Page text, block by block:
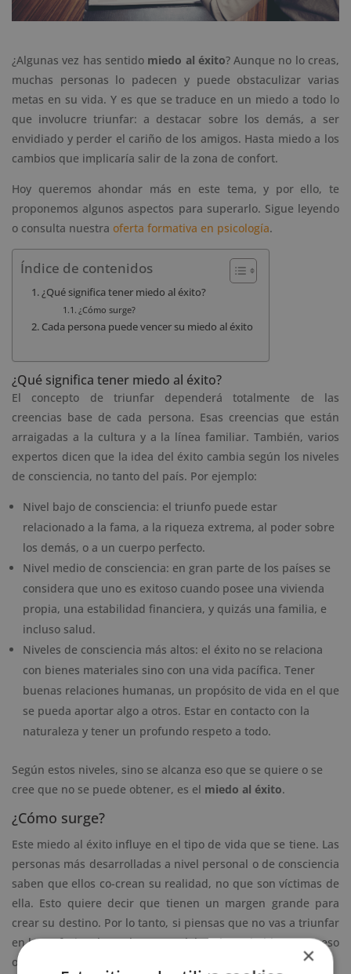
¿Algunas vez has sentido miedo al éxito? Aunque no lo creas,
muchas personas lo padecen y puede obstaculizar varias
metas en su vida. Y es que se traduce en un miedo a todo lo
que involucre triunfar: a destacar sobre los demás, a ser
envidiado y perder el cariño de los amigos. Hasta miedo a los
cambios que implicaría salir de la zona de confort.
Hoy queremos ahondar más en este tema, y por ello, te
proponemos algunos aspectos para superarlo. Sigue leyendo
o consulta nuestra oferta formativa en psicología.
Índice de contenidos
¿Qué significa tener miedo al éxito?
¿Cómo surge?
Cada persona puede vencer su miedo al éxito
¿Qué significa tener miedo al éxito?
El concepto de triunfar dependerá totalmente de las
creencias base de cada persona. Esas creencias que están
arraigadas a la cultura y a la línea familiar. También, varios
expertos dicen que la idea del éxito cambia según los niveles
de consciencia, no tanto del país. Por ejemplo:
Nivel bajo de consciencia: el triunfo puede estar
relacionado a la fama, a la riqueza extrema, al poder sobre
los demás, o a un cuerpo perfecto.
Nivel medio de consciencia: en gran parte de los países se
considera que uno es exitoso cuando posee una vivienda
propia, una estabilidad financiera, y quizás una familia, e
incluso salud.
Niveles de consciencia más altos: el éxito no se relaciona
con bienes materiales sino con una vida pacífica. Tener
buenas relaciones humanas, un propósito de vida en el que
se pueda aportar algo a otros. Estar en contacto con la
naturaleza y tener un profundo respeto a todo.
Según estos niveles, sino se alcanza eso que se quiere o se
cree que no se puede obtener, es el miedo al éxito.
¿Cómo surge?
Este miedo al éxito influye en el tipo de vida que se tiene. Las
personas más desarrolladas a nivel personal o de consciencia
saben que ellos co-crean su realidad, no que son víctimas de
ella. Esto quiere decir que tienen un margen grande para
crear su destino. Por lo tanto, si piensas que no vas a triunfar
en lo profesional o en lo personal, lo más probable es que eso
ocurra.
×